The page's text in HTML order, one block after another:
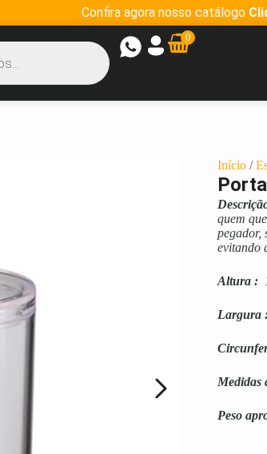
Confira agora nosso catálogo
0
Início /
quem
pegador,
evitando
Altura :
Largura
Medidas
Peso